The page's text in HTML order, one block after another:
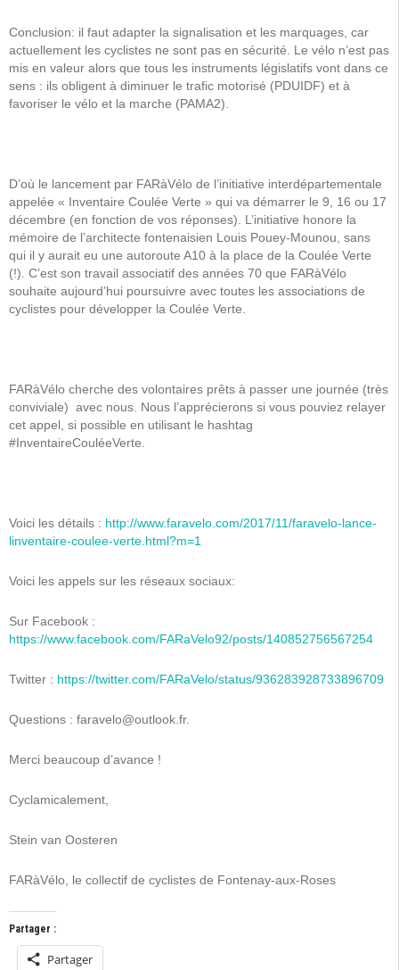
Conclusion: il faut adapter la signalisation et les marquages, car
actuellement les cyclistes ne sont pas en sécurité. Le vélo n’est pas
mis en valeur alors que tous les instruments législatifs vont dans ce
sens : ils obligent à diminuer le trafic motorisé (PDUIDF) et à
favoriser le vélo et la marche (PAMA2).
D’où le lancement par FARàVélo de l’initiative interdépartementale
appelée « Inventaire Coulée Verte » qui va démarrer le 9, 16 ou 17
décembre (en fonction de vos réponses). L’initiative honore la
mémoire de l’architecte fontenaisien Louis Pouey-Mounou, sans
qui il y aurait eu une autoroute A10 à la place de la Coulée Verte
(!). C’est son travail associatif des années 70 que FARàVélo
souhaite aujourd’hui poursuivre avec toutes les associations de
cyclistes pour développer la Coulée Verte.
FARàVélo cherche des volontaires prêts à passer une journée (très
conviviale) avec nous. Nous l’apprécierons si vous pouviez relayer
cet appel, si possible en utilisant le hashtag
#InventaireCouléeVerte.
Voici les détails : http://www.faravelo.com/2017/11/faravelo-lance-
linventaire-coulee-verte.html?m=1
Voici les appels sur les réseaux sociaux:
Sur Facebook :
https://www.facebook.com/FARaVelo92/posts/140852756567254
Twitter : https://twitter.com/FARaVelo/status/936283928733896709
Questions : faravelo@outlook.fr.
Merci beaucoup d’avance !
Cyclamicalement,
Stein van Oosteren
FARàVélo, le collectif de cyclistes de Fontenay-aux-Roses
Partager :
Partager